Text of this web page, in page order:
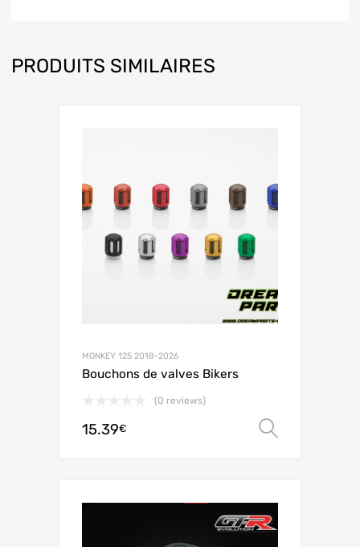
PRODUITS SIMILAIRES
MONKEY 125 2018-2026
Bouchons de valves Bikers
(0 reviews)
15.39€